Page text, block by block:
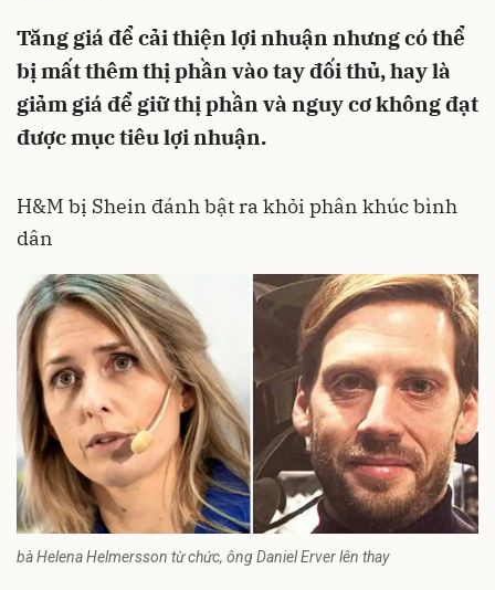
Tăng giá để cải thiện lợi nhuận nhưng có thể
bị mất thêm thị phần vào tay đối thủ, hay là
giảm giá để giữ thị phần và nguy cơ không đạt
được mục tiêu lợi nhuận.
H&M bị Shein đánh bật ra khỏi phân khúc bình
dân
bà Helena Helmersson từ chức, ông Daniel Erver lên thay
Hủy